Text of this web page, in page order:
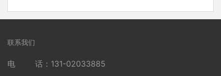
联系我们
电 话：131-02033885